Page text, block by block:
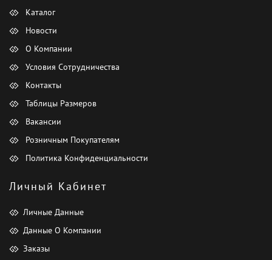
Каталог
Новости
О Компании
Условия Сотрудничества
Контакты
Таблицы Размеров
Вакансии
Розничным Покупателям
Политика Конфиденциальности
Личный Кабинет
Личные Данные
Данные О Компании
Заказы